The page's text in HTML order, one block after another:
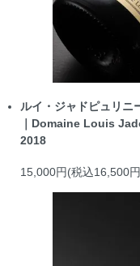
ルイ・ジャドピュリニ
｜Domaine Louis
2018
15,000円(税込16,500